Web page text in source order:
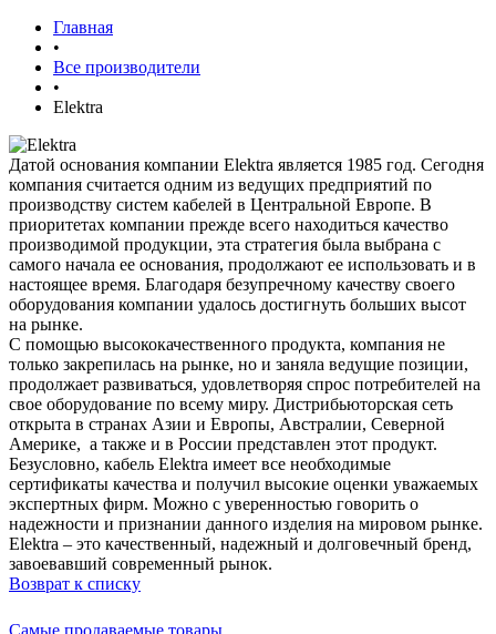
Главная
•
Все производители
•
Elektra
Датой основания компании Elektra является 1985 год. Сегодня
компания считается одним из ведущих предприятий по
производству систем кабелей в Центральной Европе. В
приоритетах компании прежде всего находиться качество
производимой продукции, эта стратегия была выбрана с
самого начала ее основания, продолжают ее использовать и в
настоящее время. Благодаря безупречному качеству своего
оборудования компании удалось достигнуть больших высот
на рынке.
С помощью высококачественного продукта, компания не
только закрепилась на рынке, но и заняла ведущие позиции,
продолжает развиваться, удовлетворяя спрос потребителей на
свое оборудование по всему миру. Дистрибьюторская сеть
открыта в странах Азии и Европы, Австралии, Северной
Америке, а также и в России представлен этот продукт.
Безусловно, кабель Elektra имеет все необходимые
сертификаты качества и получил высокие оценки уважаемых
экспертных фирм. Можно с уверенностью говорить о
надежности и признании данного изделия на мировом рынке.
Elektra – это качественный, надежный и долговечный бренд,
завоевавший современный рынок.
Возврат к списку
Самые продаваемые товары